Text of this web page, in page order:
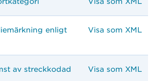
enligt
Visa som XML
av streckkodad
Visa som XML